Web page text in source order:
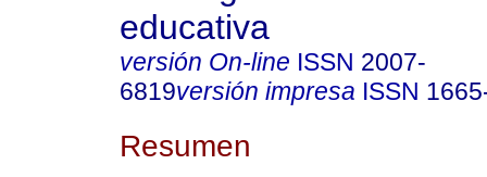
educativa
versión On-line ISSN 2007-
6819versión impresa ISSN
Resumen